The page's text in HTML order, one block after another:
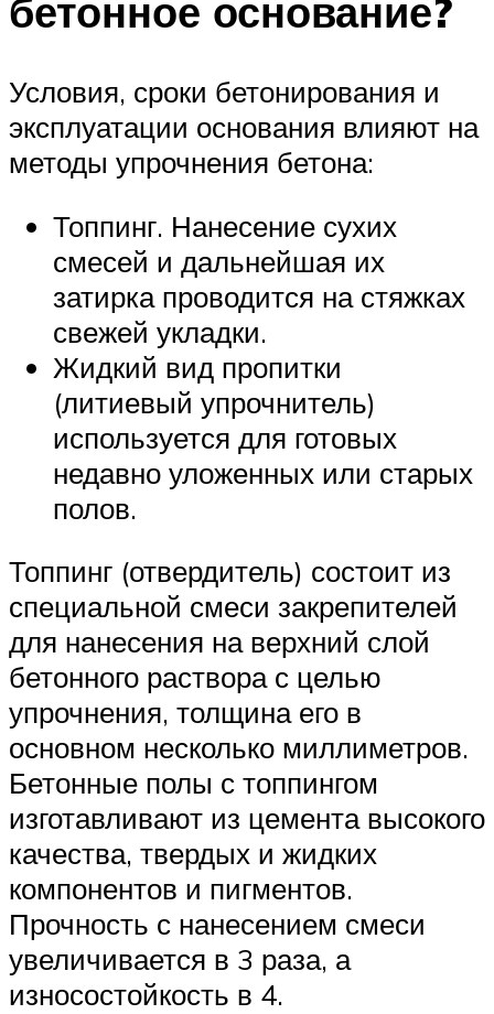
бетонное основание?
Условия, сроки бетонирования и
эксплуатации основания влияют на
методы упрочнения бетона:
Топпинг. Нанесение сухих
смесей и дальнейшая их
затирка проводится на стяжках
свежей укладки.
Жидкий вид пропитки
(литиевый упрочнитель)
используется для готовых
недавно уложенных или старых
полов.
Топпинг (отвердитель) состоит из
специальной смеси закрепителей
для нанесения на верхний слой
бетонного раствора с целью
упрочнения, толщина его в
основном несколько миллиметров.
Бетонные полы с топпингом
изготавливают из цемента высокого
качества, твердых и жидких
компонентов и пигментов.
Прочность с нанесением смеси
увеличивается в 3 раза, а
износостойкость в 4.